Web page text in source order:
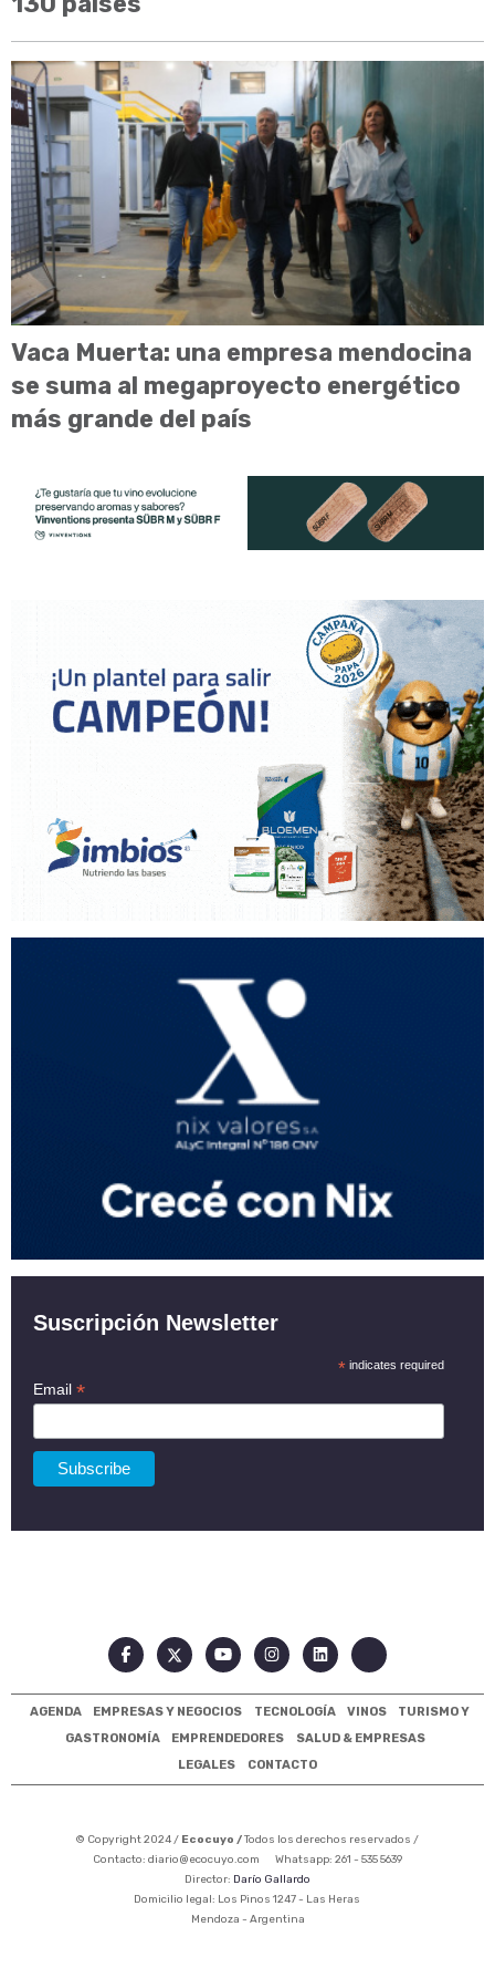
Vaca Muerta: una empresa mendocina
se suma al megaproyecto energético
más grande del país
Suscripción Newsletter
* indicates required
Email *
AGENDA EMPRESAS Y NEGOCIOS TECNOLOGÍA VINOS
TURISMO Y
GASTRONOMÍA
EMPRENDEDORES
SALUD & EMPRESAS
LEGALES
CONTACTO
© Copyright 2024 / Ecocuyo /Todos los derechos reservados /
Contacto: diario@ecocuyo.com Whatsapp: 261 - 535 5639
Director: Darío Gallardo
Domicilio legal: Los Pinos 1247 - Las Heras
Mendoza - Argentina